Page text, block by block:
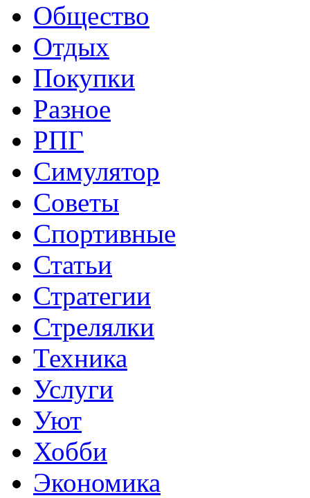
Общество
Отдых
Покупки
Разное
РПГ
Симулятор
Советы
Спортивные
Статьи
Стратегии
Стрелялки
Техника
Услуги
Уют
Хобби
Экономика